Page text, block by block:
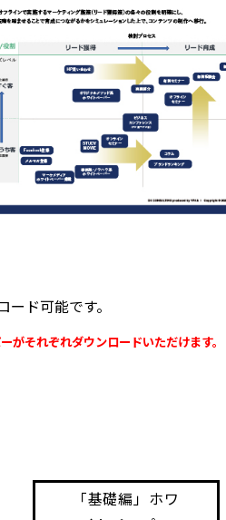
ド可能です。
がそれぞれダウンロードいただけます。
「基礎編」ホワ